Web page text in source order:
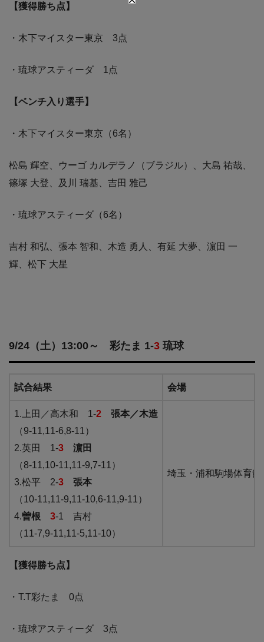
【獲得勝ち点】
・木下マイスター東京 3点
・琉球アスティーダ 1点
【ベンチ入り選手】
・木下マイスター東京（6名）
松島 輝空、ウーゴ カルデラノ（ブラジル）、大島 祐哉、
篠塚 大登、及川 瑞基、吉田 雅己
・琉球アスティーダ（6名）
吉村 和弘、張本 智和、木造 勇人、有延 大夢、濵田 一
輝、松下 大星
9/24（土）13:00～ 彩たま 1-3 琉球
試合結果 会場
1.上田／高木和 1-2 張本／木造
（9-11,11-6,8-11）
2.英田 1-3 濵田
（8-11,10-11,11-9,7-11）
3.松平 2-3 張本
（10-11,11-9,11-10,6-11,9-11）
4.曽根 3-1 吉村
（11-7,9-11,11-5,11-10）
埼玉・浦和駒場体育館
【獲得勝ち点】
・T.T彩たま 0点
・琉球アスティーダ 3点